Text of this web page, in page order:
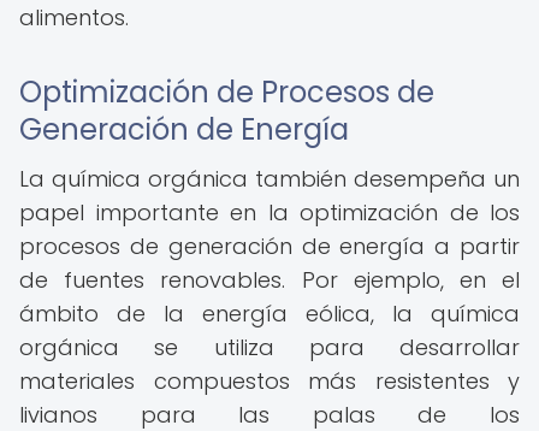
alimentos.
Optimización de Procesos de
Generación de Energía
La química orgánica también desempeña un
papel importante en la optimización de los
procesos de generación de energía a partir
de fuentes renovables. Por ejemplo, en el
ámbito de la energía eólica, la química
orgánica se utiliza para desarrollar
materiales compuestos más resistentes y
livianos para las palas de los